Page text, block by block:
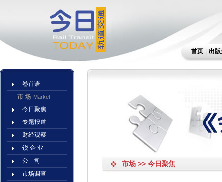
首页 出版
卷首语
市 场 Market
今日聚焦
专题报道
财经观察
锐 企 业
公 司
市场调查
市场 >> 今日聚焦